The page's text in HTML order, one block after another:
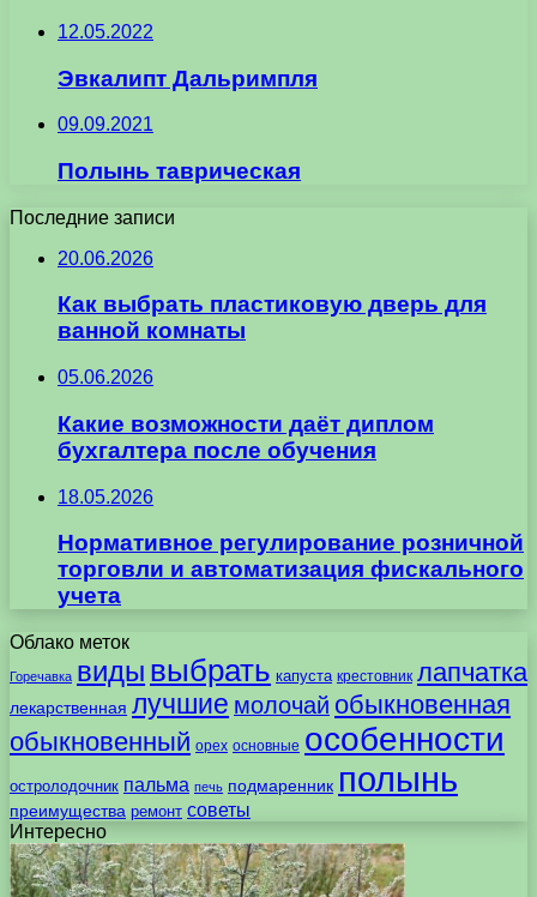
12.05.2022
Эвкалипт Дальримпля
09.09.2021
Полынь таврическая
Последние записи
20.06.2026
Как выбрать пластиковую дверь для
ванной комнаты
05.06.2026
Какие возможности даёт диплом
бухгалтера после обучения
18.05.2026
Нормативное регулирование розничной
торговли и автоматизация фискального
учета
Облако меток
Горечавка виды выбрать капуста крестовник лапчатка
лекарственная лучшие молочай обыкновенная
обыкновенный орех основные особенности
остролодочник пальма печь подмаренник полынь
преимущества ремонт советы
Интересно